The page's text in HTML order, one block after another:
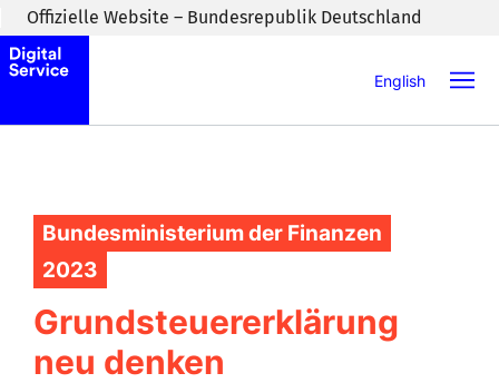
Zum Inhaltsbereich wechseln
Offizielle Website – Bundesrepublik Deutschland
English
Bundesministerium der Finanzen
2023
Grundsteuererklärung
neu denken